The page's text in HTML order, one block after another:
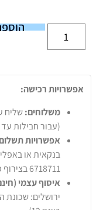
אפשרויות רכישה:
משלוחים:
(עבור חבילות עד 20 ק"ג).
אפשרויות
6718711 בצירוף מספר הזמנה).
איסוף עצמי
ירושלים: